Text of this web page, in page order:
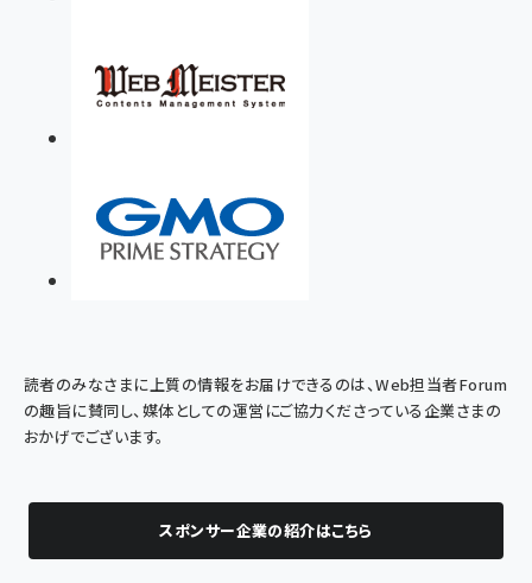
読者のみなさまに上質の情報をお届けできるのは、Web担当者Forum
の趣旨に賛同し、媒体としての運営にご協力くださっている企業さまの
おかげでございます。
スポンサー企業の紹介はこちら